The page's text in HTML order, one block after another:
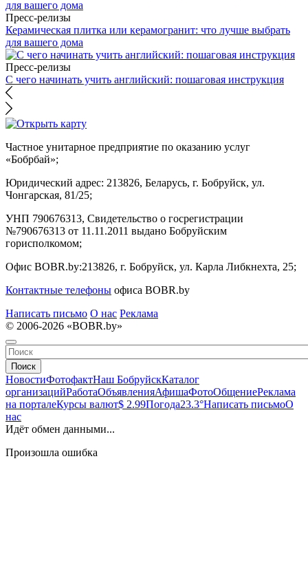
Пресс-релизы
Керамическая плитка или керамогранит: что лучше выбрать
для вашего дома
Пресс-релизы
С чего начинать учить английский: пошаговая инструкция
Частное унитарное предприятие по оказанию услуг
«Бобрбай»;
Юридический адрес: 213826, Беларусь, г. Бобруйск, ул.
Чонгарская, 81/25;
УНП 790676313, Свидетельство о госрегистрации
№790676313 от 11.11.2011 выдано Бобруйским
горисполкомом;
Офис BOBR.by:213826, г. Бобруйск, ул. Карла Либкнехта, 25;
Контактные телефоны офиса BOBR.by
Написать письмо О нас Реклама
© 2006-2026 «BOBR.by»
Поиск
НовостиФотофактНаш БобруйскКаталог
организацийРаботаОбъявленияАфишаФотоОбщениеРеклама
на порталеКурсы валют$ 2.99Погода23.3°Написать письмоО
нас
Идёт обмен данными...
Произошла ошибка